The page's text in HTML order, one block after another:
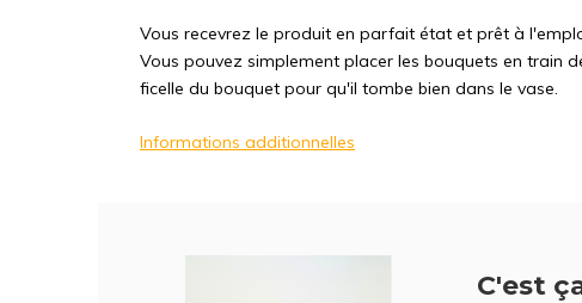
Vous recevrez le produit en parfait état et prêt à
Vous pouvez simplement placer les bouquets en train
ficelle du bouquet pour qu'il tombe bien dans le vase.
Informations additionnelles
C'est